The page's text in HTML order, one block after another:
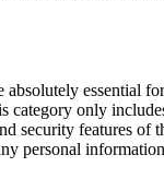
absolutely essential
category only
security features of
personal